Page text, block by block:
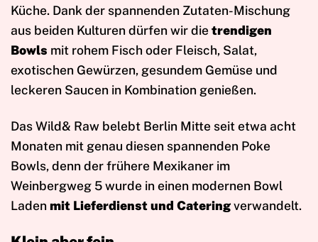
Küche. Dank der spannenden Zutaten-Mischung
aus beiden Kulturen dürfen wir dietrendigen
Bowls mit rohem Fisch oder Fleisch, Salat,
exotischen Gewürzen, gesundem Gemüse und
leckeren Saucen in Kombination genießen.
Das Wild& Raw belebt Berlin Mitte seit etwa acht
Monaten mit genau diesen spannenden Poke
Bowls, denn der frühere Mexikaner im
Weinbergweg 5 wurde in einen modernen Bowl
Ladenmit Lieferdienst und Cateringverwandelt.